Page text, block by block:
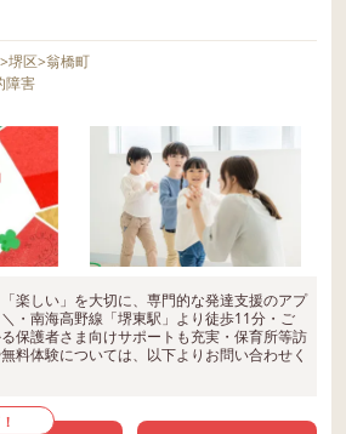
>堺区>翁橋町
障害
楽しい」を大切に、専門的な発達支援のアプ
・南海高野線「堺東駅」より徒歩11分・ご
保護者さま向けサポートも充実・保育所等訪
料体験については、以下よりお問い合わせく